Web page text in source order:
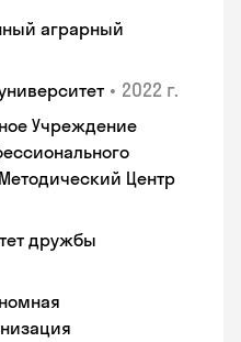
аграрный
• 2022 г.
Учреждение
Центр
дружбы